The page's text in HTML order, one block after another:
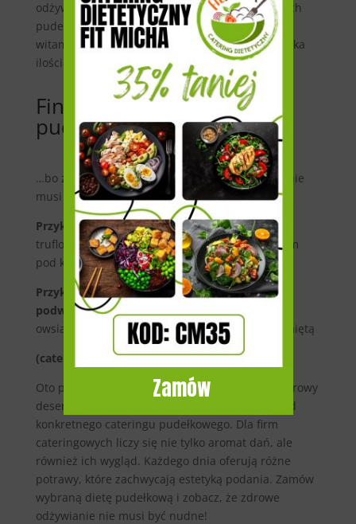
odżywianie. Wartości odżywcze zawarte w dietach
pudełkowych są bogate w białko, węglowodany,
witaminy i minerały w odpowiednich dla człowieka
ilościach.
Finezyjne posiłki w diecie
pudełkowej
…bo zdrowa i dobrze zaplanowana dieta wcale nie
musi być nudna!
Przykładowy obiad: penne aglio olio z oliwą
truflową, grana padano i grillowanym kurczakiem
pod karmelizowaną pieczarką i pieczoną cukinią
Przykładowy fit deser (II śniadanie lub
podwieczorek): cytrynowy twarożek z kruszonką
owsiano-migdałową i musem truskawkowym z miętą
(catering Tajm)
Oto przykładowy pełnowartościowa potrawa i zdrowy
deser — dania, które możesz znaleźć w torbie od
konkretnego cateringu pudełkowego. Dla firm
cateringowych liczy się nie tylko aromat dań, ale
również ich wygląd. Każdego dnia oferują różne
potrawy, które zachwycają estetyką podania. Zamów
wybraną dietę pudełkową i zobacz, że zdrowe
odżywianie nie musi być nudne!
Zamów